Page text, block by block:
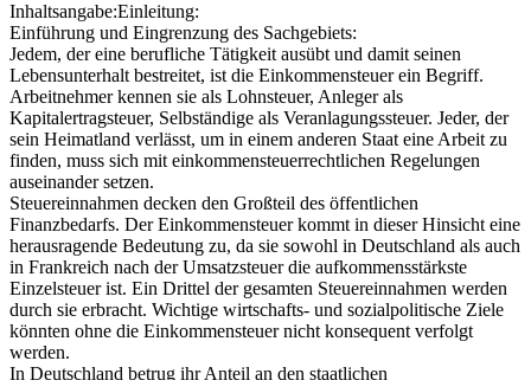
Inhaltsangabe:Einleitung:
Einführung und Eingrenzung des Sachgebiets:
Jedem, der eine berufliche Tätigkeit ausübt und damit seinen
Lebensunterhalt bestreitet, ist die Einkommensteuer ein Begriff.
Arbeitnehmer kennen sie als Lohnsteuer, Anleger als
Kapitalertragsteuer, Selbständige als Veranlagungssteuer. Jeder, der
sein Heimatland verlässt, um in einem anderen Staat eine Arbeit zu
finden, muss sich mit einkommensteuerrechtlichen Regelungen
auseinander setzen.
Steuereinnahmen decken den Großteil des öffentlichen
Finanzbedarfs. Der Einkommensteuer kommt in dieser Hinsicht eine
herausragende Bedeutung zu, da sie sowohl in Deutschland als auch
in Frankreich nach der Umsatzsteuer die aufkommensstärkste
Einzelsteuer ist. Ein Drittel der gesamten Steuereinnahmen werden
durch sie erbracht. Wichtige wirtschafts- und sozialpolitische Ziele
könnten ohne die Einkommensteuer nicht konsequent verfolgt
werden.
In Deutschland betrug ihr Anteil an den staatlichen